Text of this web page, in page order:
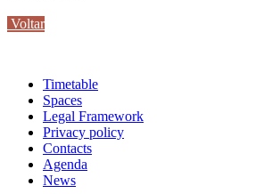
Voltar
Timetable
Spaces
Legal Framework
Privacy policy
Contacts
Agenda
News